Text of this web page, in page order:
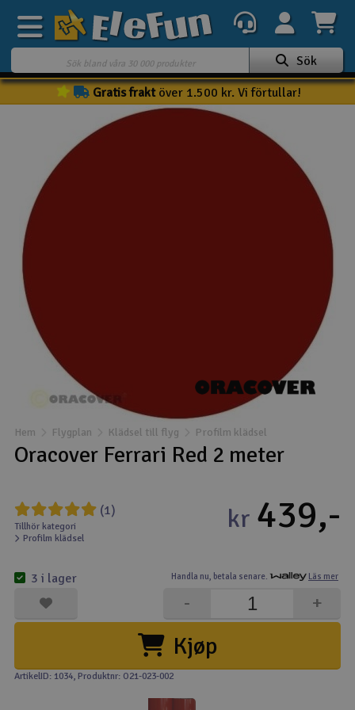
Veckans erbjudande
Outlet
Mina favoriter
Båtar
Drönare
Drönare för FPV
Flygplan
Helikopter
Kamerautrustning
Modellbygg- och byggsatser
Modelljärnväg
Motor & tillbehör
Sök
Gratis fraktöver 1.500 kr. Vi förtullar!
Hem Flygplan Klädsel till flyg Profilm klädsel
Oracover Ferrari Red 2 meter
(1)
Tillhör kategori
Profilm klädsel
Handla nu, betala senare. Läs mer
kr 439,-
Kjøp
+
-
3 i lager
ArtikelID: 1034, Produktnr: O21-023-002